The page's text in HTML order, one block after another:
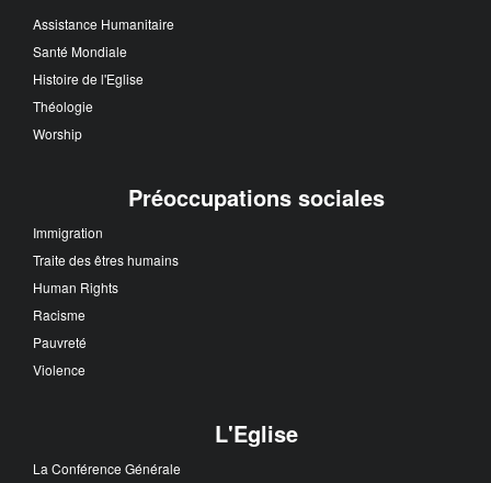
Assistance Humanitaire
Santé Mondiale
Histoire de l'Eglise
Théologie
Worship
Préoccupations sociales
Immigration
Traite des êtres humains
Human Rights
Racisme
Pauvreté
Violence
L'Eglise
La Conférence Générale